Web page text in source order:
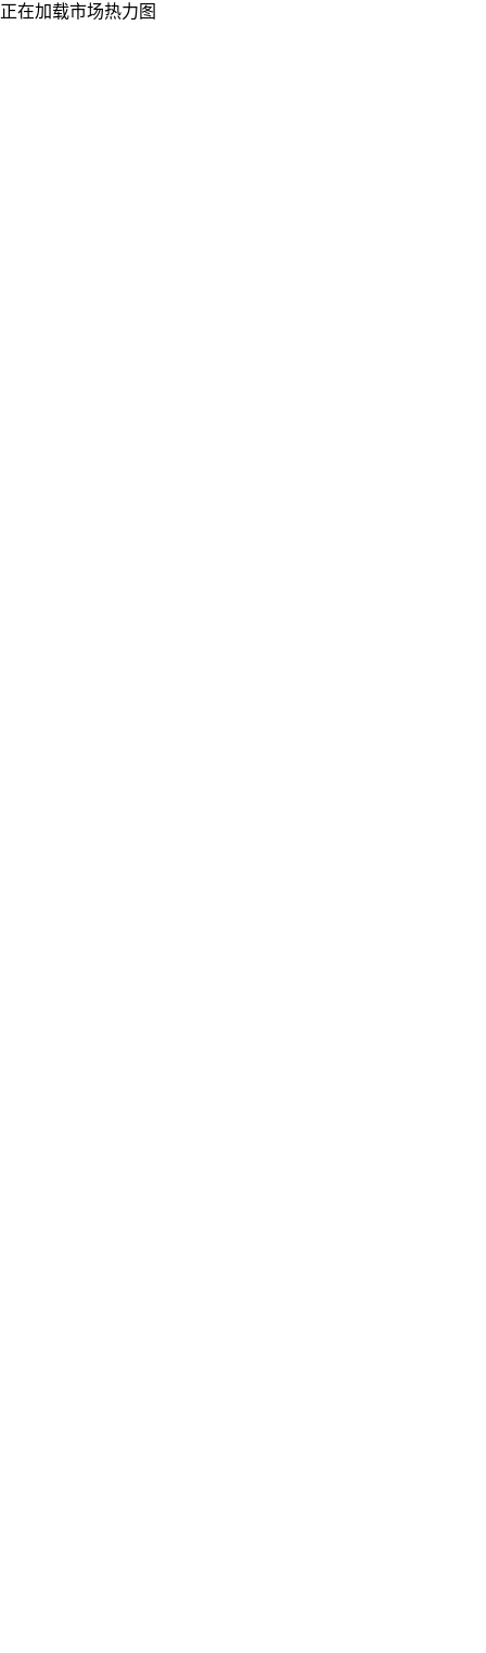
正在加载市场热力图